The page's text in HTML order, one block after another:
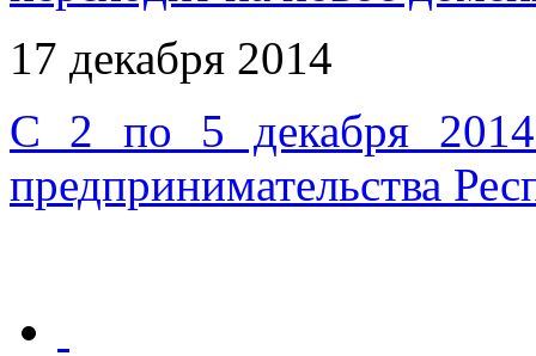
17 декабря 2014
С 2 по 5 декабря
предпринимательства